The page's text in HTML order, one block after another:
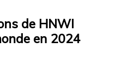
de HNWI
en 2024